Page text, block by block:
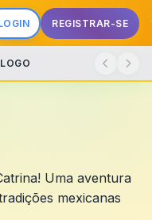
REGISTRAR-SE
Uma aventura
mexicanas